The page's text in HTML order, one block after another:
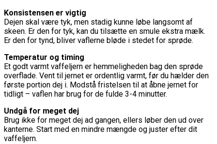
Konsistensen er vigtig
Dejen skal være tyk, men stadig kunne løbe langsomt af
skeen. Er den for tyk, kan du tilsætte en smule ekstra mælk.
Er den for tynd, bliver vaflerne bløde i stedet for sprøde.
Temperatur og timing
Et godt varmt vaffeljern er hemmeligheden bag den sprøde
overflade. Vent til jernet er ordentlig varmt, før du hælder den
første portion dej i. Modstå fristelsen til at åbne jernet for
tidligt – vaflen har brug for de fulde 3-4 minutter.
Undgå for meget dej
Brug ikke for meget dej ad gangen, ellers løber den ud over
kanterne. Start med en mindre mængde og juster efter dit
vaffeljern.